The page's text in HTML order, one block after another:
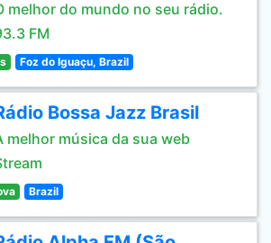
melhor do mundo no seu rádio.
FM
Foz do Iguaçu, Brazil
Bossa Jazz Brasil
melhor música da sua web
Brazil